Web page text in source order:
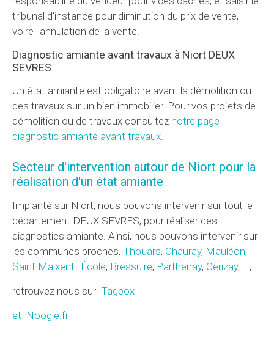
tribunal d'instance pour diminution du prix de vente,
voire l'annulation de la vente.
Diagnostic amiante avant travaux à Niort DEUX
SEVRES
Un état amiante est obligatoire avant la démolition ou
des travaux sur un bien immobilier. Pour vos projets de
démolition ou de travaux consultez notre page
diagnostic amiante avant travaux
Secteur d'intervention autour de Niort pour la
réalisation d'un état amiante
Implanté sur Niort, nous pouvons intervenir sur tout le
département DEUX SEVRES, pour réaliser des
diagnostics amiante. Ainsi, nous pouvons intervenir sur
les communes proches, Thouars, Chauray, Mauléon,
Saint Maixent l'École, Bressuire, Parthenay, Cerizay, ..., ...
retrouvez nous sur Tagbox
et Noogle.fr